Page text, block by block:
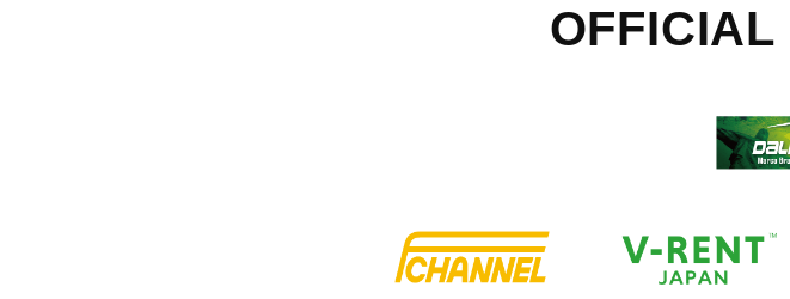
OFFICIAL